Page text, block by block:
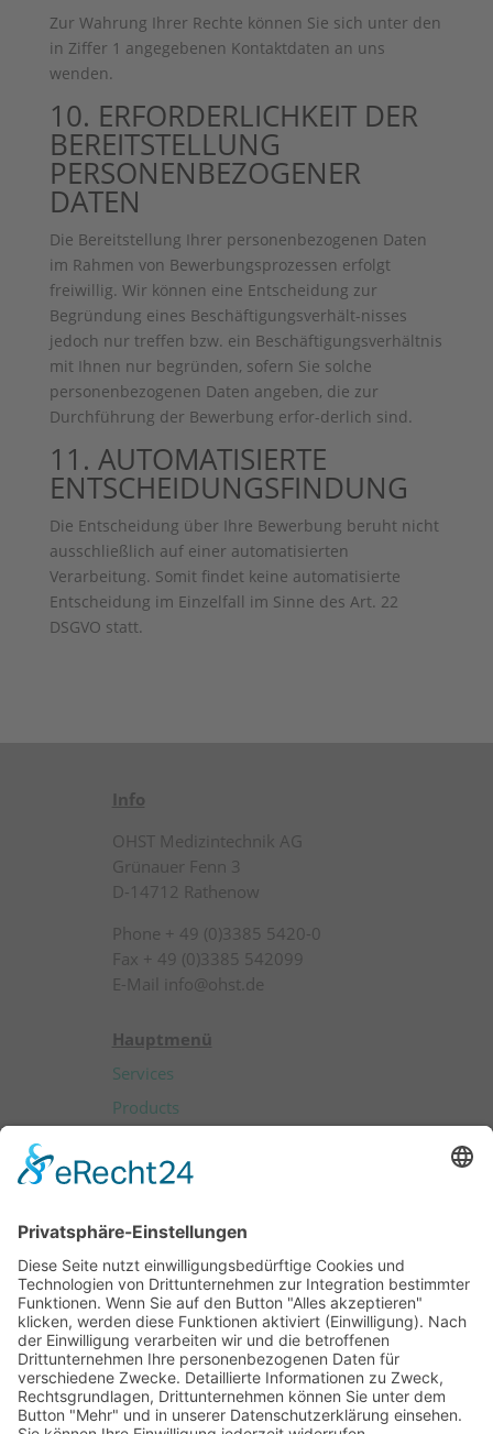
Zur Wahrung Ihrer Rechte können Sie sich unter den
in Ziffer 1 angegebenen Kontaktdaten an uns
wenden.
10. ERFORDERLICHKEIT DER
BEREITSTELLUNG
PERSONENBEZOGENER
DATEN
Die Bereitstellung Ihrer personenbezogenen Daten
im Rahmen von Bewerbungsprozessen erfolgt
freiwillig. Wir können eine Entscheidung zur
Begründung eines Beschäftigungsverhält-nisses
jedoch nur treffen bzw. ein Beschäftigungsverhältnis
mit Ihnen nur begründen, sofern Sie solche
personenbezogenen Daten angeben, die zur
Durchführung der Bewerbung erfor-derlich sind.
11. AUTOMATISIERTE
ENTSCHEIDUNGSFINDUNG
Die Entscheidung über Ihre Bewerbung beruht nicht
ausschließlich auf einer automatisierten
Verarbeitung. Somit findet keine automatisierte
Entscheidung im Einzelfall im Sinne des Art. 22
DSGVO statt.
Info
OHST Medizintechnik AG
Grünauer Fenn 3
D-14712 Rathenow
Phone + 49 (0)3385 5420-0
Fax + 49 (0)3385 542099
E-Mail info@ohst.de
Hauptmenü
Services
Products
Professionals
Career
Contact